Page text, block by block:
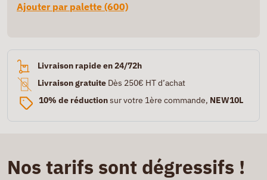
Ajouter par palette (600)
Livraison rapide en 24/72h
Livraison gratuite Dès 250€ HT d’achat
10% de réductionsur votre 1ère commande, NEW10L
Nos tarifs sont dégressifs !